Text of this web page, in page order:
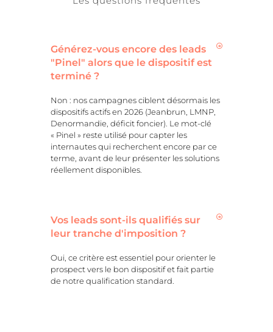
Générez-vous encore des leads
"Pinel" alors que le dispositif est
terminé ?
Non : nos campagnes ciblent désormais les
dispositifs actifs en 2026 (Jeanbrun, LMNP,
Denormandie, déficit foncier). Le mot-clé
« Pinel » reste utilisé pour capter les
internautes qui recherchent encore par ce
terme, avant de leur présenter les solutions
réellement disponibles.
Vos leads sont-ils qualifiés sur
leur tranche d'imposition ?
Oui, ce critère est essentiel pour orienter le
prospect vers le bon dispositif et fait partie
de notre qualification standard.